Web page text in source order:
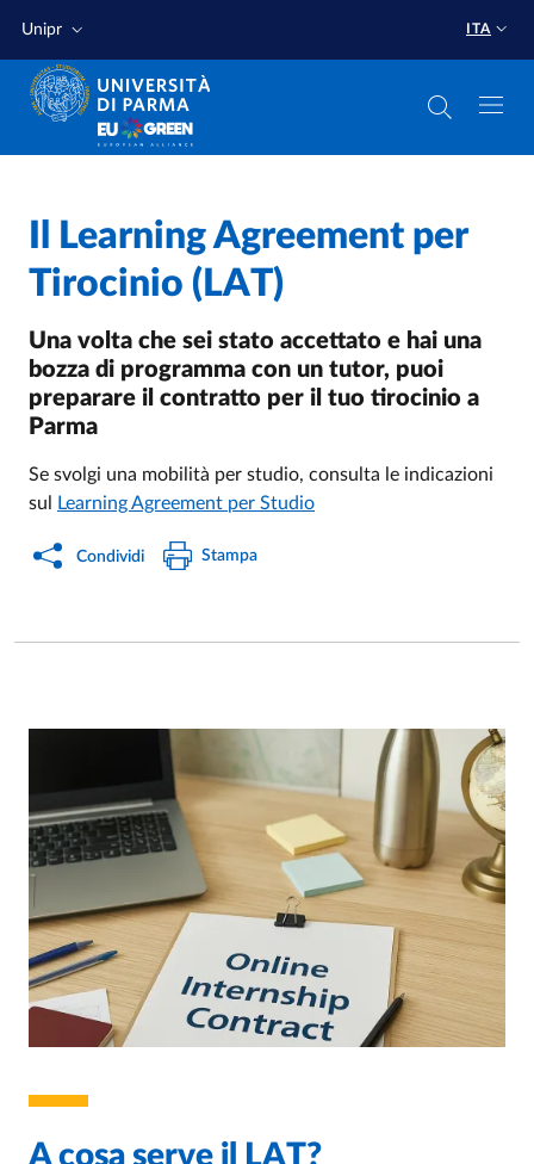
Unipr ITA
Home /
Il Learning Agreement per
Tirocinio (LAT)
Una volta che sei stato accettato e hai una
bozza di programma con un tutor, puoi
preparare il contratto per il tuo tirocinio a
Parma
Se svolgi una mobilità per studio, consulta le indicazioni
sul
Learning Agreement per Studio
Condividi Stampa
A cosa serve il LAT?